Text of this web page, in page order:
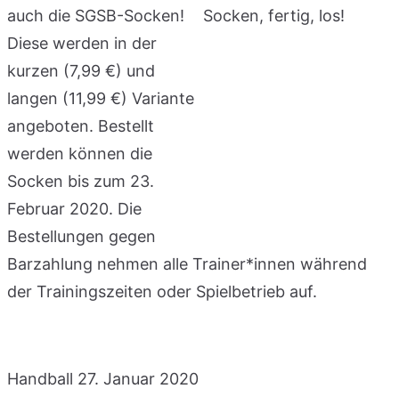
auch die SGSB-Socken!
Diese werden in der
kurzen (7,99 €) und
langen (11,99 €) Variante
angeboten. Bestellt
werden können die
Socken bis zum 23.
Februar 2020. Die
Bestellungen gegen
Barzahlung nehmen alle Trainer*innen während
der Trainingszeiten oder Spielbetrieb auf.
Handball 27. Januar 2020